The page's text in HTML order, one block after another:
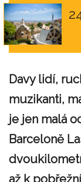
Davy lidí,
muzikanti,
je jen malá
Barceloně
až k